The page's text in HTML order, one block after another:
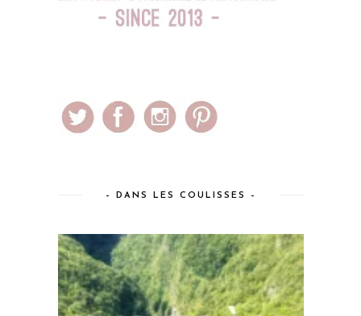
– DANS LES COULISSES –